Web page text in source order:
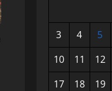
3 4
5
10
11
12
17
18
19